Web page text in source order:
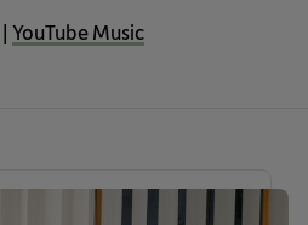
| YouTube Music